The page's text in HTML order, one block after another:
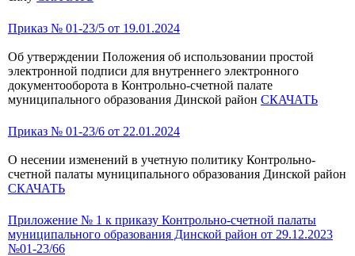
Приказ № 01-23/5 от 19.01.2024
Об утверждении Положения об использовании простой
электронной подписи для внутреннего электронного
документооборота в Контрольно-счетной палате
муниципального образования Динской район СКАЧАТЬ
Приказ № 01-23/6 от 22.01.2024
О несении изменений в учетную политику Контрольно-
счетной палаты муниципального образования Динской район
СКАЧАТЬ
Приложение № 1 к приказу Контрольно-счетной палаты
муниципального образования Динской район от 29.12.2023
№01-23/66